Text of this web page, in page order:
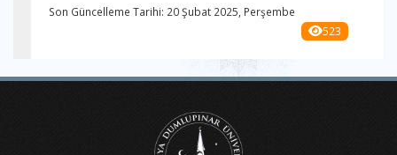
Son Güncelleme Tarihi: 20 Şubat 2025, Perşembe
523